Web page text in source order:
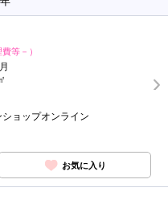
費等－）
ョップオンライン
お気に入り